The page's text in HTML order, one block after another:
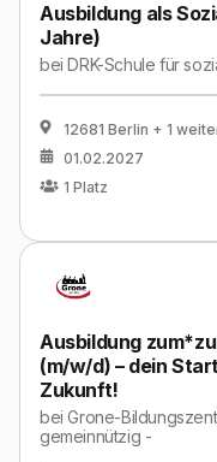
Ausbildung als
Jahre)
beiDRK-Schule für
12681 Berlin + 1
01.02.2027
1 Platz
Ausbildung
(m/w/d) – dein
Zukunft!
beiGrone-
gemeinnützig -